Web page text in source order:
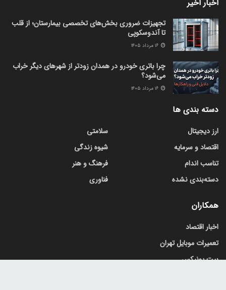
اخبار اخیر
تجهیزات ضروری بخش‌های تخصصی بیمارستان؛ از قلب
تا آندوسکوپی
چرا باتری خودرو در همدان زودتر از شهرهای دیگر خراب
می‌شود؟
دسته بندی ها
ارز دیجیتال
اقتصاد و سرمایه
تناسب اندام
دسته‌بندی نشده
سلامتی
شیوه زندگی
فرهنگ و هنر
فناوری
همکاران
اخبار اقتصاد
تعمیرات موبایل تهران
بیت یونیکس